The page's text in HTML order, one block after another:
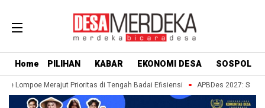
Home PILIHAN KABAR EKONOMI DESA SOSPOL
Lompoe Merajut Prioritas di Tengah Badai Efisiensi APBDes 2027: